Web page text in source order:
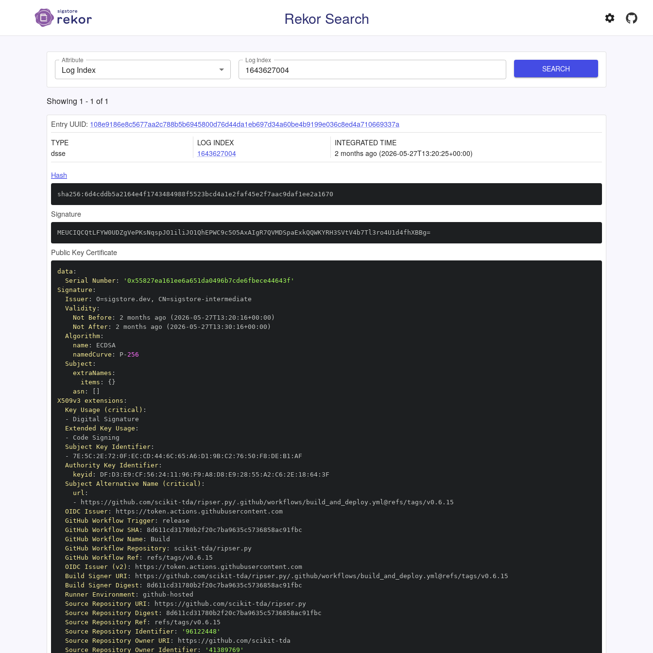
Rekor Search
Attribute
Log Index
Log Index
SEARCH
Showing 1 - 1 of1
Entry UUID: 108e9186e8c5677aa2c788b5b6945800d76d44da1eb697d34a60be4b9199e036c8ed4a710669337a
TYPE
dsse
LOG INDEX
1643627004
INTEGRATED TIME
2 months ago (2026-05-27T13:20:25+00:00)
Hash
sha256:6d4cddb5a2164e4f1743484988f5523bcd4a1e2faf45e2f7aac9daf1ee2a1670
Signature
MEUCIQCQtLFYW0UDZgVePKsNqspJO1iliJO1QhEPWC9c5O5AxAIgR7QVMDSpaExkQQWKYRH3SVtV4b7Tl3ro4U1d4fhXBBg=
Public Key Certificate
data :
Serial Number:
'0x55827ea161ee6a651da0496b7cde6fbece44643f'
Signature :
Issuer: O=sigstore.dev , CN=sigstore -
Validity:
Not Before : 2 months ago (2026 -05 - 27T13 : 20 : 16+00 :
Not After: 2 months ago (2026 -05 - 27T13 : 30 : 16+00 :
Algorithm:
name :
namedCurve : P- 256
Subject :
extraNames :
items : { }
asn :
X509v3 extensions :
Key Usage (critical) :
-
Extended Key Usage :
-
Subject Key Identifier:
-
7E : 5C : 2E : 72 : 0F : EC : CD : 44: 6C : 65 : A6 : D1 : 9B: C2 : 76 : 50 : F8 : DE : B1 :
Authority Key Identifier:
keyid : DF : D3 : E9 : CF : 56 : 24: 11 : 96 : F9 : A8 : D8 : E9 : 28 : 55 : A2 : C6 : 2E : 18 : 64:
Subject Alternative Name (critical) :
url :
-
https : //github.com/scikit -
OIDC Issuer: https :
//token.actions.githubusercontent.com
GitHub Workflow Trigger:
GitHub Workflow SHA:
GitHub Workflow Name :
GitHub Workflow Repository: scikit -
GitHub Workflow Ref :
OIDC Issuer (v2) : https :
//token.actions.githubusercontent.com
Build Signer URI : https : //github.com/scikit -
Build Signer Digest :
Runner Environment : github -
Source Repository URI : https : //github.com/scikit -
Source Repository Digest :
Source Repository Ref :
Source Repository Identifier:
'96122448'
Source Repository Owner URI : https : //github.com/scikit -
Source Repository Owner Identifier: '41389769'